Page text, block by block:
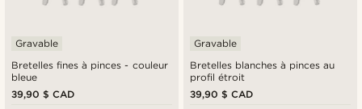
Bretelles fines à pinces - couleur
bleue
Gravable
39,90 $ CAD
Bretelles blanches à pinces au
profil étroit
Gravable
39,90 $ CAD